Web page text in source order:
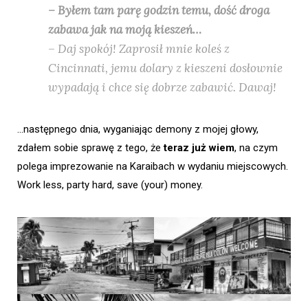
– Byłem tam parę godzin temu, dość droga
zabawa jak na moją kieszeń…
– Daj spokój! Zaprosił mnie koleś z
Cincinnati, jemu dolary z kieszeni dosłownie
wypadają i chce się dobrze zabawić. Dawaj!
…następnego dnia, wyganiając demony z mojej głowy,
zdałem sobie sprawę z tego, żeteraz już wiem, na czym
polega imprezowanie na Karaibach w wydaniu miejscowych.
Work less, party hard, save (your) money.